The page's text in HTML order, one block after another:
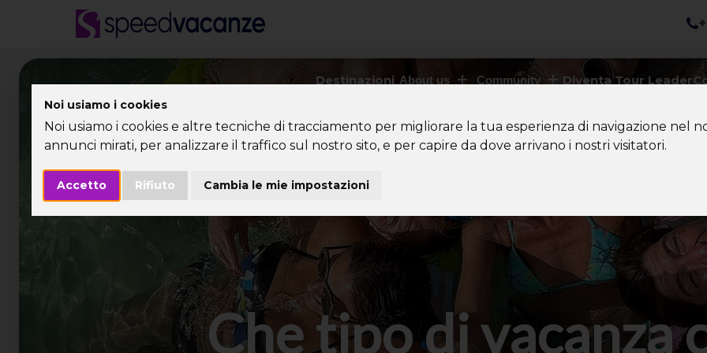
Noi usiamo i cookies
Noi usiamo i cookies e altre tecniche di tracciamento per migliorare la tua esperienza di navigazione nel
annunci mirati, per analizzare il traffico sul nostro sito, e per capire da dove arrivano i nostri visitatori.
Accetto Rifiuto Cambia le mie impostazioni
Destinazioni About us Community Diventa Tour Leader
Che tipo di vacanza